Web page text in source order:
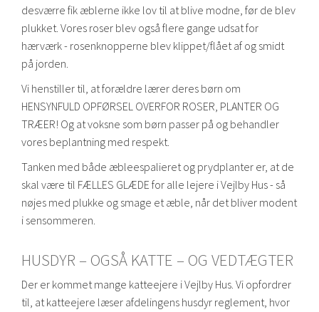
desværre fik æblerne ikke lov til at blive modne, før de blev
plukket. Vores roser blev også flere gange udsat for
hærværk - rosenknopperne blev klippet/flået af og smidt
på jorden.
Vi henstiller til, at forældre lærer deres børn om
HENSYNFULD OPFØRSEL OVERFOR ROSER, PLANTER OG
TRÆER! Og at voksne som børn passer på og behandler
vores beplantning med respekt.
Tanken med både æbleespalieret og prydplanter er, at de
skal være til FÆLLES GLÆDE for alle lejere i Vejlby Hus - så
nøjes med plukke og smage et æble, når det bliver modent
i sensommeren.
HUSDYR – OGSÅ KATTE – OG VEDTÆGTER
Der er kommet mange katteejere i Vejlby Hus. Vi opfordrer
til, at katteejere læser afdelingens husdyr reglement, hvor